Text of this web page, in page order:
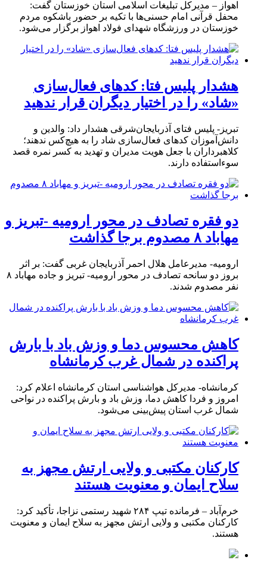
اهواز – مدیرکل تبلیغات اسلامی استان خوزستان گفت:
محفل قرآنی امام حسنی‌ها با تکیه بر حضور باشکوه مردم
خوزستان در ورزشگاه شهدای فولاد اهواز برگزار می‌شود.
هشدار پلیس فتا: کدهای فعال‌سازی
«شاد» را در اختیار دیگران قرار ندهید
تبریز- پلیس فتای آذربایجان‌شرقی هشدار داد: والدین و
دانش‌آموزان کدهای فعال‌سازی شاد را به هیچ‌کس ندهند؛
کلاهبرداران با جعل هویت مدیران و تهدید به کسر نمره قصد
سوءاستفاده دارند.
دو فقره تصادف در محور ارومیه -تبریز و
مهاباد ۸ مصدوم برجا گذاشت
ارومیه- مدیرعامل هلال احمر آذربایجان غربی گفت: بر اثر
بروز دو سانحه تصادف در محور ارومیه- تبریز و جاده مهاباد ۸
نفر مصدوم شدند.
کاهش محسوس دما و وزش باد با بارش
پراکنده در شمال غرب کرمانشاه
کرمانشاه- مدیرکل هواشناسی استان کرمانشاه اعلام کرد:
امروز و فردا کاهش دما، وزش باد و بارش پراکنده در نواحی
شمال غرب استان پیش‌بینی می‌شود.
کارکنان مکتبی و ولایی ارتش مجهز به
سلاح ایمان و معنویت هستند
خرم‌آباد – فرمانده تیپ ۲۸۴ شهید رستمی نزاجا، تأکید کرد:
کارکنان مکتبی و ولایی ارتش مجهز به سلاح ایمان و معنویت
هستند.